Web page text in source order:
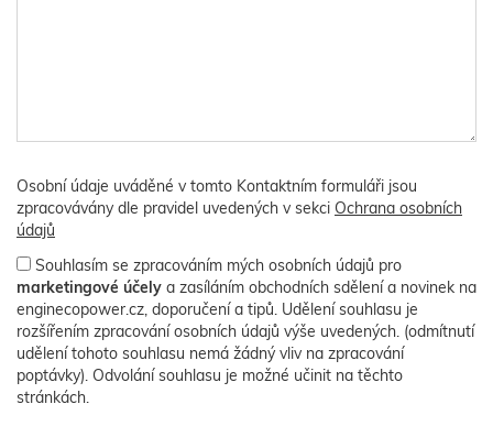
Osobní údaje uváděné v tomto Kontaktním formuláři jsou
zpracovávány dle pravidel uvedených v sekci Ochrana osobních
údajů
Souhlasím se zpracováním mých osobních údajů pro
marketingové účely a zasíláním obchodních sdělení a novinek na
enginecopower.cz, doporučení a tipů. Udělení souhlasu je
rozšířením zpracování osobních údajů výše uvedených. (odmítnutí
udělení tohoto souhlasu nemá žádný vliv na zpracování
poptávky). Odvolání souhlasu je možné učinit na těchto
stránkách.